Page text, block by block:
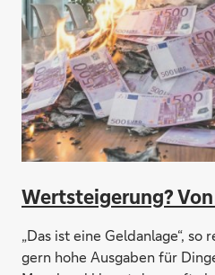
Wertsteigerung?
„Das ist eine Geldanlage“,
gern hohe Ausgaben für